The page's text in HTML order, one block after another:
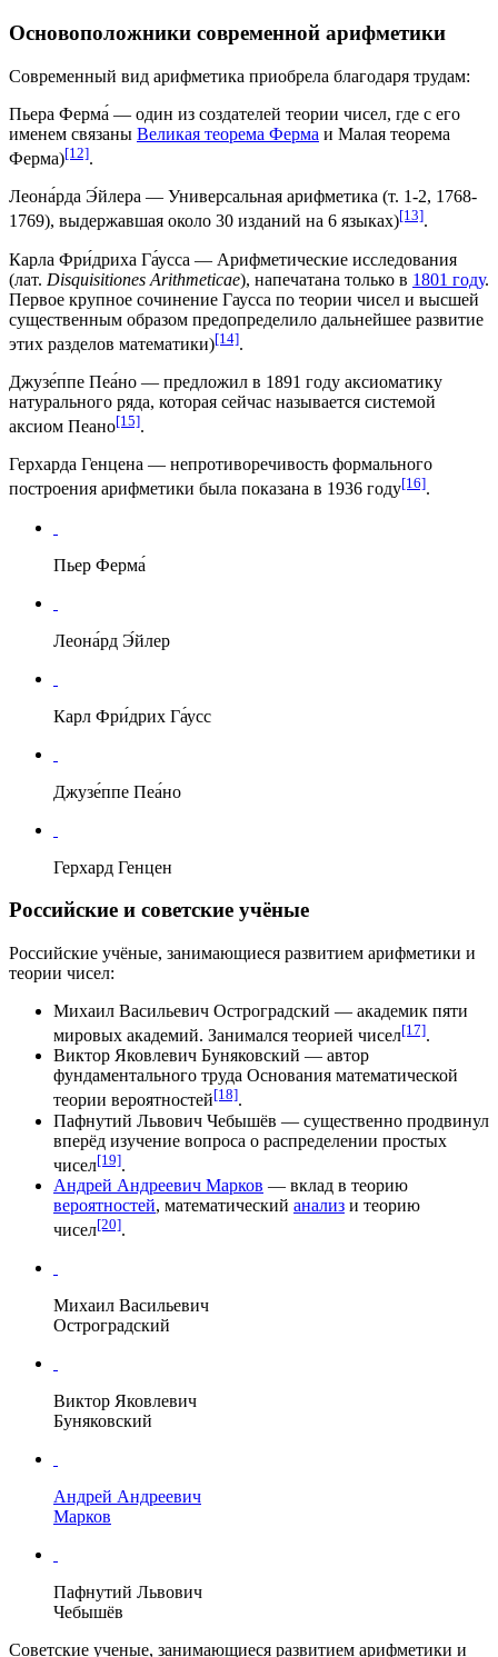
Основоположники современной арифметики
Современный вид арифметика приобрела благодаря трудам:
Пьера Ферма́ — один из создателей теории чисел, где с его
именем связаны Великая теорема Ферма и Малая теорема
Ферма)[12].
Леона́рда Э́йлера — Универсальная арифметика (т. 1-2, 1768-
1769), выдержавшая около 30 изданий на 6 языках)[13].
Карла Фри́дриха Га́усса — Арифметические исследования
(лат. Disquisitiones Arithmeticae), напечатана только в 1801 году.
Первое крупное сочинение Гаусса по теории чисел и высшей
существенным образом предопределило дальнейшее развитие
этих разделов математики)[14].
Джузе́ппе Пеа́но — предложил в 1891 году аксиоматику
натурального ряда, которая сейчас называется системой
аксиом Пеано[15].
Герхарда Генцена — непротиворечивость формального
построения арифметики была показана в 1936 году[16].
Пьер Ферма́
Леона́рд Э́йлер
Карл Фри́дрих Га́усс
Джузе́ппе Пеа́но
Герхард Генцен
Российские и советские учёные
Российские учёные, занимающиеся развитием арифметики и
теории чисел:
Михаил Васильевич Остроградский — академик пяти
мировых академий. Занимался теорией чисел[17].
Виктор Яковлевич Буняковский — автор
фундаментального труда Основания математической
теории вероятностей[18].
Пафнутий Львович Чебышёв — существенно продвинул
вперёд изучение вопроса о распределении простых
чисел[19].
Андрей Андреевич Марков — вклад в теорию
вероятностей, математический анализ и теорию
чисел[20].
Михаил Васильевич
Остроградский
Виктор Яковлевич
Буняковский
Андрей Андреевич
Марков
Пафнутий Львович
Чебышёв
Советские ученые, занимающиеся развитием арифметики и